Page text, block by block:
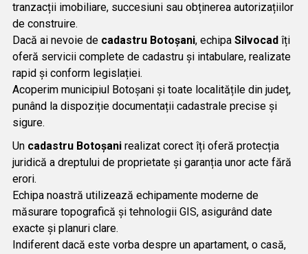
tranzacții imobiliare, succesiuni sau obținerea autorizațiilor
de construire.
Dacă ai nevoie de cadastru Botoșani, echipa Silvocadîți
oferă servicii complete de cadastru și intabulare, realizate
rapid și conform legislației.
Acoperim municipiul Botoșani și toate localitățile din județ,
punând la dispoziție documentații cadastrale precise și
sigure.
Un cadastru Botoșanirealizat corect îți oferă protecția
juridică a dreptului de proprietate și garanția unor acte fără
erori.
Echipa noastră utilizează echipamente moderne de
măsurare topografică și tehnologii GIS, asigurând date
exacte și planuri clare.
Indiferent dacă este vorba despre un apartament, o casă,